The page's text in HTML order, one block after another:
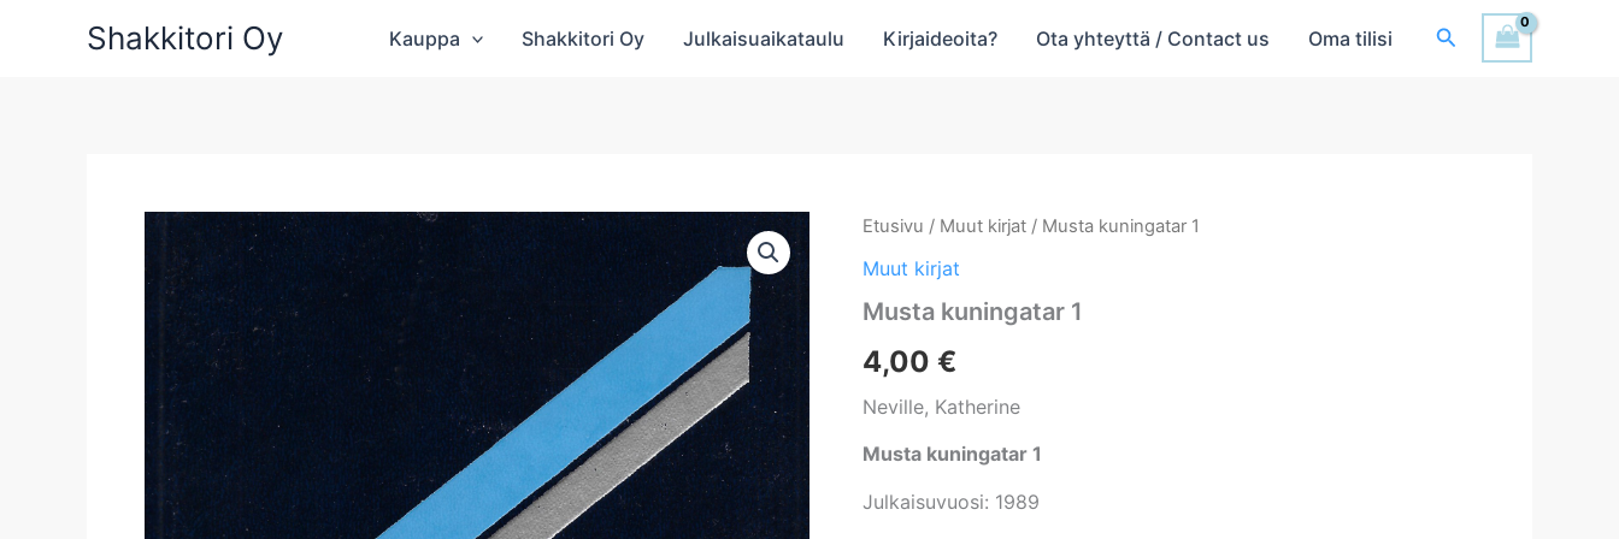
Shakkitori Oy Kauppa Shakkitori Oy Julkaisuaikataulu Kirjaideoita? Ota yhteyttä / Contact us Oma tilisi Hae
Etusivu / Muut kirjat / Musta kuningatar 1
Muut kirjat
Musta kuningatar 1
4,00€
Neville, Katherine
Musta kuningatar 1
Julkaisuvuosi: 1989